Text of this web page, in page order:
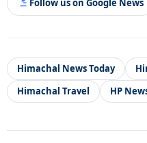
Follow us on Google News
Himachal News Today
Himachal Travel
HP